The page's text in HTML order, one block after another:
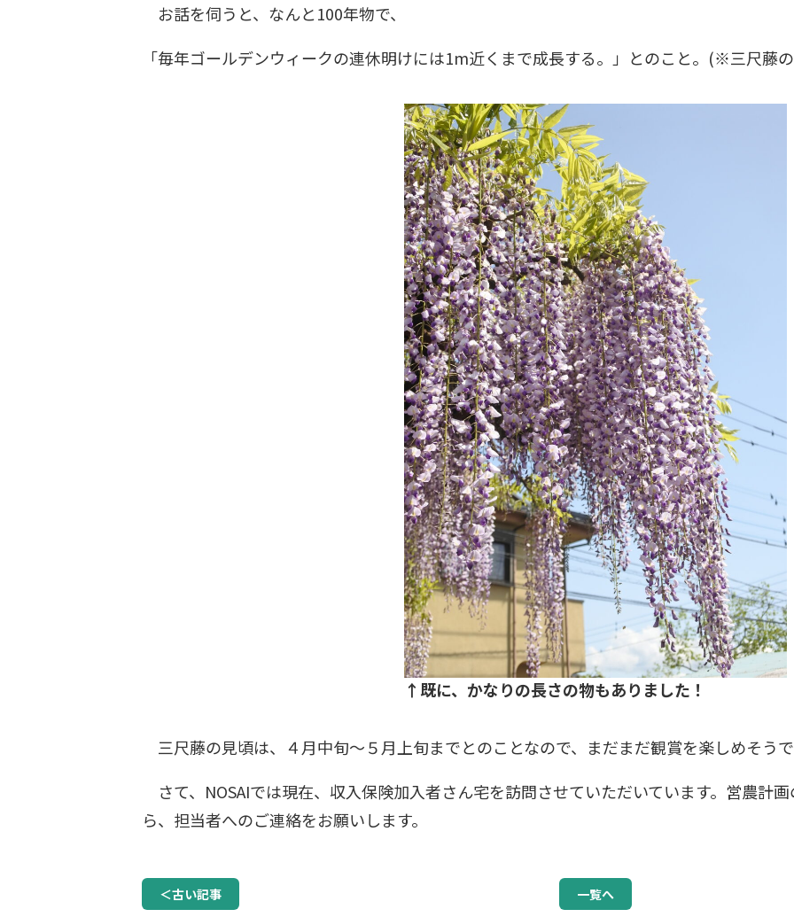
お話を伺うと、なんと100年物で、
「毎年ゴールデンウィークの連休明けには1m近くまで成長する。」とのこと。(※三尺藤
↑既に、かなりの長さの物もありました！
三尺藤の見頃は、４月中旬～５月上旬までとのことなので、まだまだ観賞を楽しめそう
さて、NOSAIでは現在、収入保険加入者さん宅を訪問させていただいています。営農計
ら、担当者へのご連絡をお願いします。
＜古い記事 一覧へ